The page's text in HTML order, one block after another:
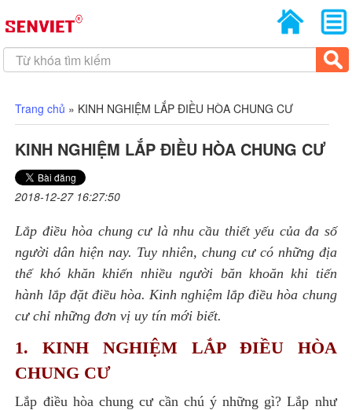
Trang chủ » KINH NGHIỆM LẮP ĐIỀU HÒA CHUNG CƯ
KINH NGHIỆM LẮP ĐIỀU HÒA CHUNG CƯ
2018-12-27 16:27:50
Lắp điều hòa chung cư là nhu cầu thiết yếu của đa số
người dân hiện nay. Tuy nhiên, chung cư có những địa
thế khó khăn khiến nhiều người băn khoăn khi tiến
hành lắp đặt điều hòa. Kinh nghiệm lắp điều hòa chung
cư chỉ những đơn vị uy tín mới biết.
1. KINH NGHIỆM LẮP ĐIỀU HÒA
CHUNG CƯ
Lắp điều hòa chung cư cần chú ý những gì? Lắp như